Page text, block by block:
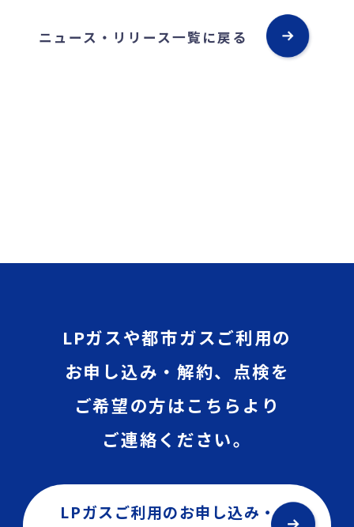
ニュース・リリース一覧に戻る
LPガスや都市ガスご利用の
お申し込み・解約、点検を
ご希望の方はこちらより
ご連絡ください。
LPガスご利用のお申し込み・